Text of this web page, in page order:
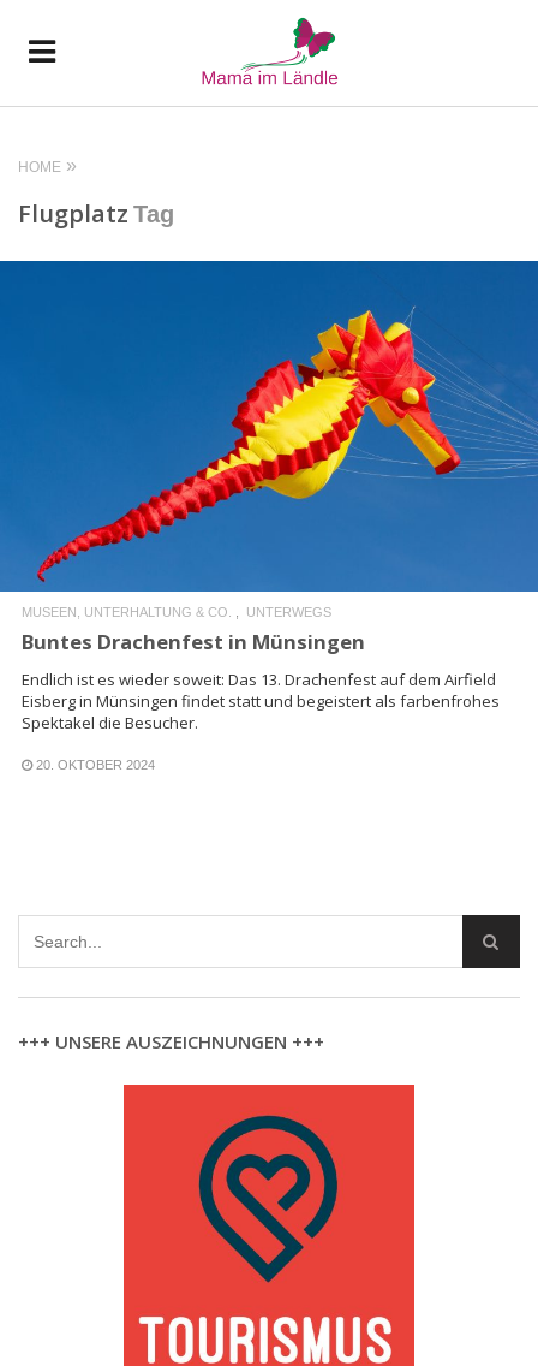
HOME
Flugplatz Tag
READ MORE
MUSEEN, UNTERHALTUNG & CO. UNTERWEGS
Buntes Drachenfest in Münsingen
Endlich ist es wieder soweit: Das 13. Drachenfest auf dem Airfield
Eisberg in Münsingen findet statt und begeistert als farbenfrohes
Spektakel die Besucher.
20. OKTOBER 2024
+++ UNSERE AUSZEICHNUNGEN +++